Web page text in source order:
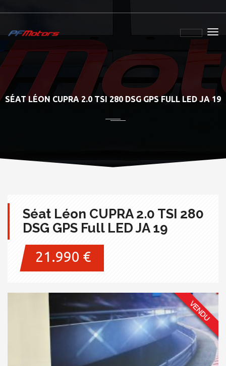
SÉAT LÉON CUPRA 2.0 TSI 280 DSG GPS FULL LED JA 19
Séat Léon CUPRA 2.0 TSI 280
DSG GPS Full LED JA 19
21.990 €